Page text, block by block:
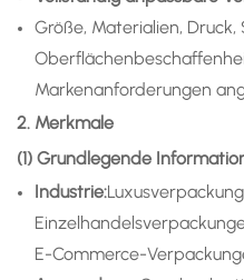
Größe, Materialien, Druck,
Markenanforderungen
2. Merkmale
(1) Grundlegende
Industrie:
E-Commerce-